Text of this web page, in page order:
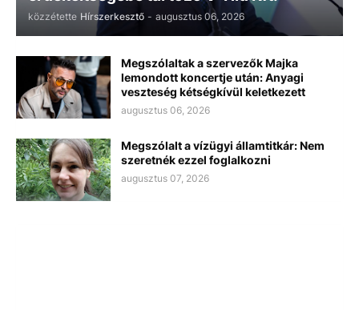
közzétette Hírszerkesztő - augusztus 06, 2026
Megszólaltak a szervezők Majka
lemondott koncertje után: Anyagi
veszteség kétségkívül keletkezett
augusztus 06, 2026
Megszólalt a vízügyi államtitkár: Nem
szeretnék ezzel foglalkozni
augusztus 07, 2026